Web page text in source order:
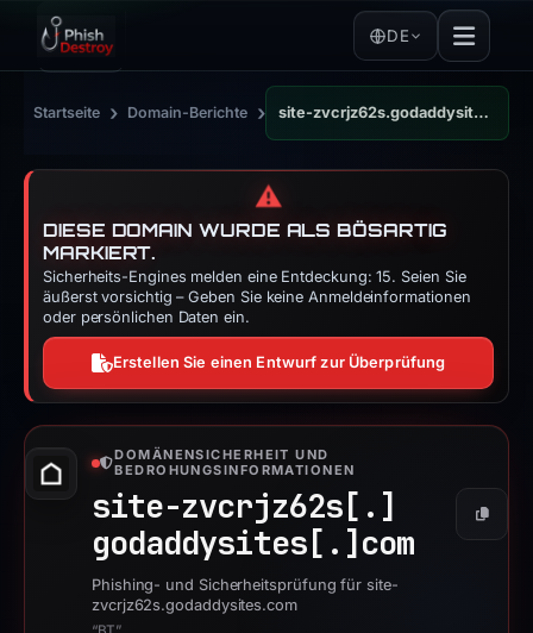
DE
Startseite › Domain-Berichte › site-zvcrjz62s.godaddysites.com
⚠️
DIESE DOMAIN WURDE ALS BÖSARTIG
MARKIERT.
Sicherheits-Engines melden eine Entdeckung: 15. Seien Sie
äußerst vorsichtig – Geben Sie keine Anmeldeinformationen
oder persönlichen Daten ein.
Erstellen Sie einen Entwurf zur Überprüfung
DOMÄNENSICHERHEIT UND
BEDROHUNGSINFORMATIONEN
site-zvcrjz62s[.]
godaddysites[.] com
Phishing- und Sicherheitsprüfung für site-
zvcrjz62s.godaddysites.com